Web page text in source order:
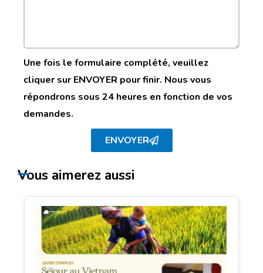
Une fois le formulaire complété, veuillez
cliquer sur ENVOYER pour finir. Nous vous
répondrons sous 24 heures en fonction de vos
demandes.
ENVOYER
Vous aimerez aussi